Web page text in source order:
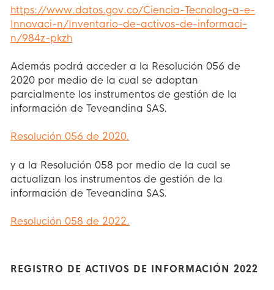
https://www.datos.gov.co/Ciencia-Tecnolog-a-e-
Innovaci-n/Inventario-de-activos-de-informaci-
n/984z-pkzh
Además podrá acceder a la Resolución 056 de
2020 por medio de la cual se adoptan
parcialmente los instrumentos de gestión de la
información de Teveandina SAS.
Resolución 056 de 2020.
y a la Resolución 058 por medio de la cual se
actualizan los instrumentos de gestión de la
información de Teveandina SAS.
Resolución 058 de 2022.
REGISTRO DE ACTIVOS DE INFORMACIÓN 2022